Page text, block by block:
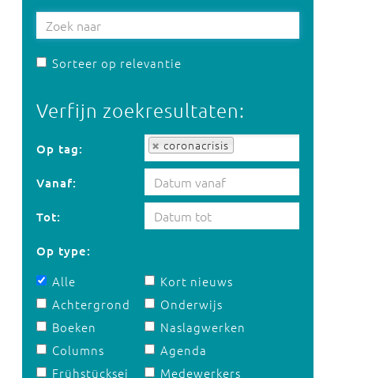
Sorteer op relevantie
Verfijn zoekresultaten:
Op tag: coronacrisis
Op tag:
Vanaf:
Tot:
Op type:
Alle
Achtergrond
Boeken
Columns
Frühstücksei
Kort nieuws
Onderwijs
Naslagwerken
Agenda
Medewerkers